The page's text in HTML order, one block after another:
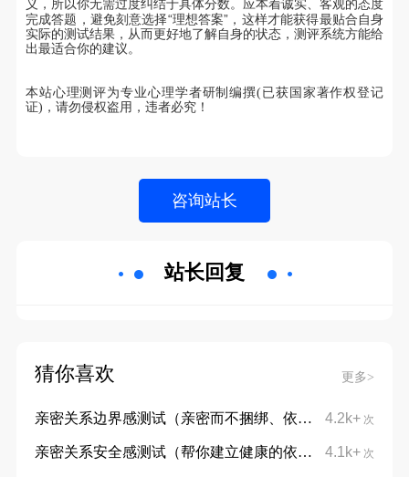
义，所以你无需过度纠结于具体分数。应本着诚实、客观的态度
完成答题，避免刻意选择“理想答案” ，这样才能获得最贴合自身
实际的测试结果，从而更好地了解自身的状态，测评系统方能给
出最适合你的建议。
本站心理测评为专业心理学者研制编撰(已获国家著作权登记
证)，请勿侵权盗用，违者必究！
站长回复
猜你喜欢 更多>
4.2k+ 次
亲密关系边界感测试（亲密而不捆绑、依赖而不依附）
4.1k+ 次
亲密关系安全感测试（帮你建立健康的依恋模式）